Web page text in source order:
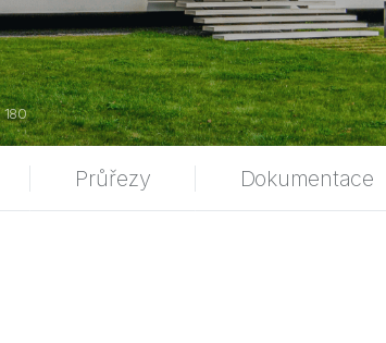
180
Průřezy Dokumentace